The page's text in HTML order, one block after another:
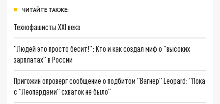
ЧИТАЙТЕ ТАКЖЕ:
Технофашисты XXI века
"Людей это просто бесит!": Кто и как создал миф о "высоких
зарплатах" в России
Пригожин опроверг сообщение о подбитом "Вагнер" Leopard: "Пока
с "Леопардами" схваток не было"